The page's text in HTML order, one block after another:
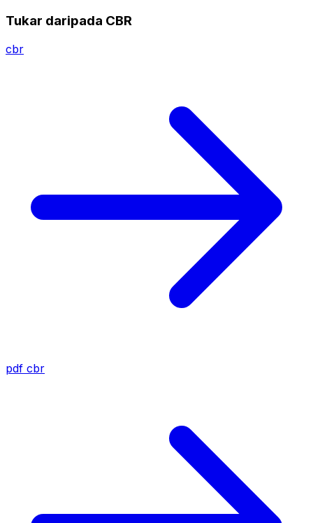
Tukar daripada CBR
cbr
pdf cbr